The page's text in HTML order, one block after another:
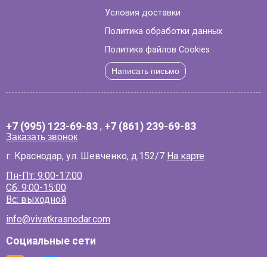
Условия доставки
Политика обработки данных
Политика файлов Cookies
Написать письмо
+7 (995) 123-69-83 , +7 (861) 239-69-83
Заказать звонок
г. Краснодар, ул. Шевченко, д.152/7 На карте
Пн-Пт: 9:00-17:00
Сб: 9:00-15:00
Вс: выходной
info@vivatkrasnodar.com
Социальные сети